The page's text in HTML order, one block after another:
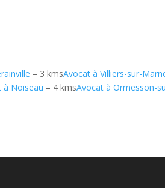
– 3 kmsAvocat à Villiers-sur-
à Noiseau – 4 kmsAvocat à Ormesson-